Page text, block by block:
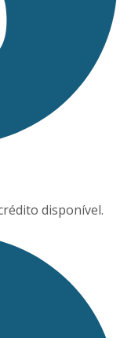
disponível.